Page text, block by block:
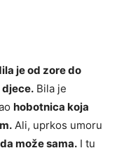
je od zore do
djece. Bila je
hobotnica koja
Ali, uprkos umoru
može sama. I tu